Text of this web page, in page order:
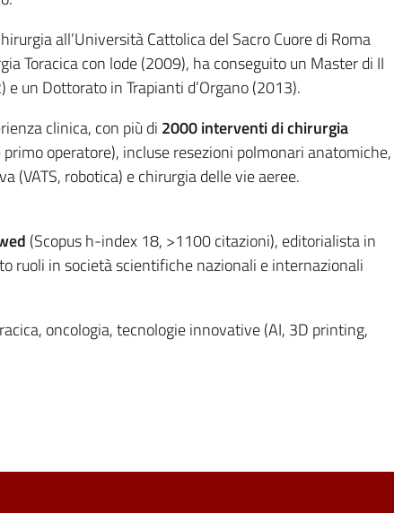
all’Università Cattolica del Sacro Cuore di Roma
Toracica con lode (2009), ha conseguito un Master di II
un Dottorato in Trapianti d’Organo (2013).
clinica, con più di 2000 interventi di chirurgia
operatore), incluse resezioni polmonari anatomiche,
robotica) e chirurgia delle vie aeree.
(Scopus h-index 18, >1100 citazioni), editorialista in
ruoli in società scientifiche nazionali e internazionali
oncologia, tecnologie innovative (AI, 3D printing,